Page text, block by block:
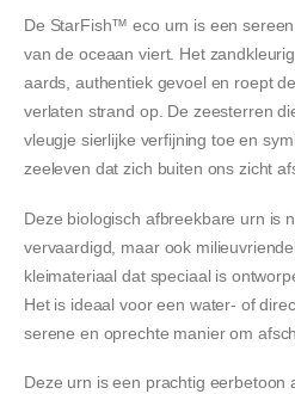
De StarFish™ eco urn is een
van de oceaan viert. Het
aards, authentiek gevoel en roept
verlaten strand op. De zeesterren
vleugje sierlijke verfijning toe en
zeeleven dat zich buiten ons zicht
Deze biologisch afbreekbare urn is
vervaardigd, maar ook
kleimateriaal dat speciaal is
Het is ideaal voor een water- of
serene en oprechte manier om
Deze urn is een prachtig eerbetoon